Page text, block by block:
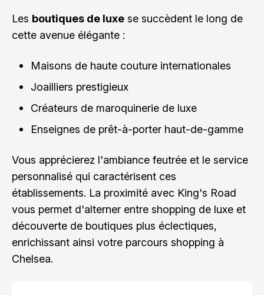
Les boutiques de luxe se succèdent le long de
cette avenue élégante :
Maisons de haute couture internationales
Joailliers prestigieux
Créateurs de maroquinerie de luxe
Enseignes de prêt-à-porter haut-de-gamme
Vous apprécierez l'ambiance feutrée et le service
personnalisé qui caractérisent ces
établissements. La proximité avec King's Road
vous permet d'alterner entre shopping de luxe et
découverte de boutiques plus éclectiques,
enrichissant ainsi votre parcours shopping à
Chelsea.